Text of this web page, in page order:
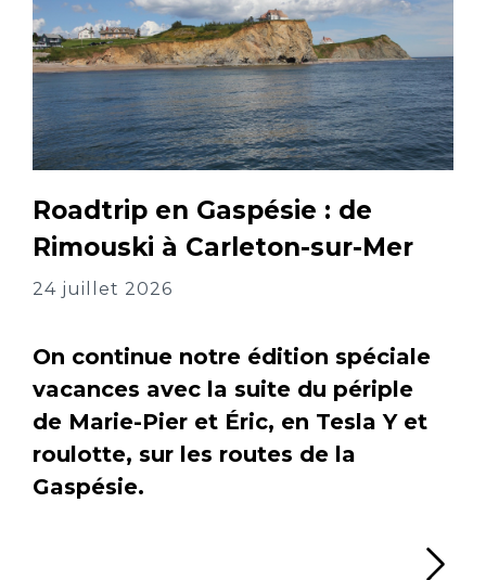
Roadtrip en Gaspésie : de
Rimouski à Carleton-sur-Mer
24 juillet 2026
On continue notre édition spéciale
vacances avec la suite du périple
de Marie-Pier et Éric, en Tesla Y et
roulotte, sur les routes de la
Gaspésie.